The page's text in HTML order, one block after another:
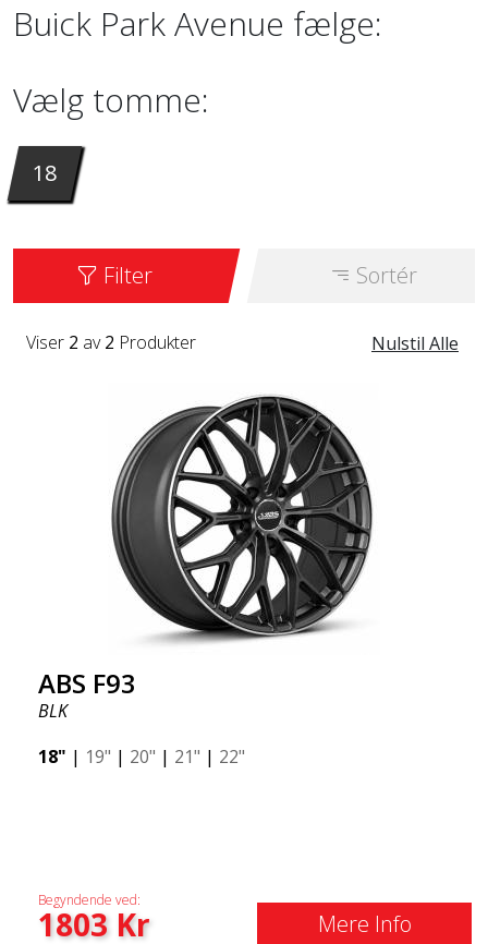
Buick Park Avenue fælge:
Vælg tomme:
18
Filter Sortér
Nulstil Alle
Viser 2 av2 Produkter
ABS F93
BLK
18" | 19" | 20" | 21" | 22"
Begyndende ved:
1803Kr Mere Info